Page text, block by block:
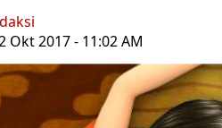
Okt 2017 - 11:02 AM